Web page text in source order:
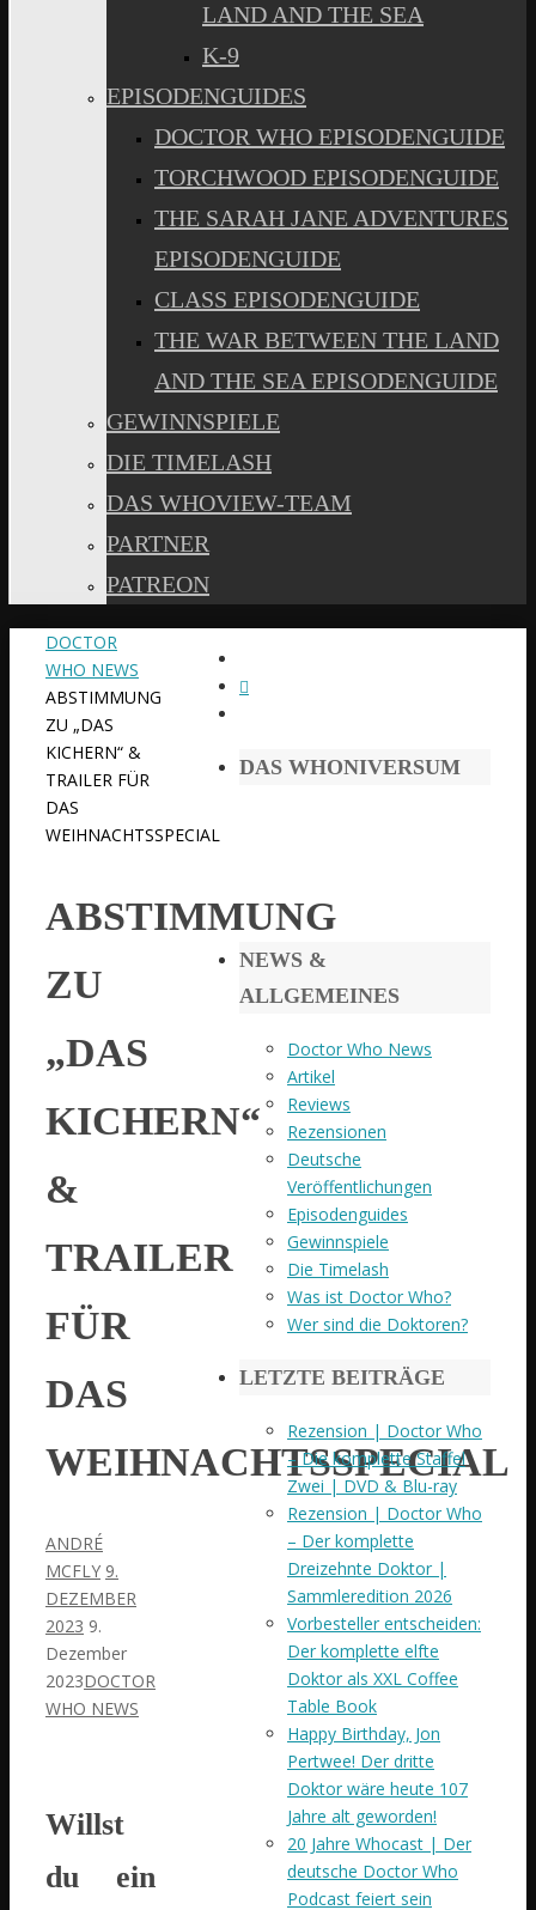
LAND AND THE SEA
K-9
EPISODENGUIDES
DOCTOR WHO EPISODENGUIDE
TORCHWOOD EPISODENGUIDE
THE SARAH JANE ADVENTURES
EPISODENGUIDE
CLASS EPISODENGUIDE
THE WAR BETWEEN THE LAND
AND THE SEA EPISODENGUIDE
GEWINNSPIELE
DIE TIMELASH
DAS WHOVIEW-TEAM
PARTNER
PATREON
START
DOCTOR
WHO NEWS
ABSTIMMUNG
ZU „DAS
KICHERN“ &
TRAILER FÜR
DAS
WEIHNACHTSSPECIAL
ABSTIMMUNG
ZU
„DAS
KICHERN“
&
TRAILER
FÜR
DAS
WEIHNACHTSSPECIAL
ANDRÉ
MCFLY 9.
DEZEMBER
2023 9.
Dezember
2023DOCTOR
WHO NEWS
Willst
du ein
DAS WHONIVERSUM
NEWS &
ALLGEMEINES
Doctor Who News
Artikel
Reviews
Rezensionen
Deutsche
Veröffentlichungen
Episodenguides
Gewinnspiele
Die Timelash
Was ist Doctor Who?
Wer sind die Doktoren?
LETZTE BEITRÄGE
Rezension | Doctor Who
– Die komplette Staffel
Zwei | DVD & Blu-ray
Rezension | Doctor Who
– Der komplette
Dreizehnte Doktor |
Sammleredition 2026
Vorbesteller entscheiden:
Der komplette elfte
Doktor als XXL Coffee
Table Book
Happy Birthday, Jon
Pertwee! Der dritte
Doktor wäre heute 107
Jahre alt geworden!
20 Jahre Whocast | Der
deutsche Doctor Who
Podcast feiert sein